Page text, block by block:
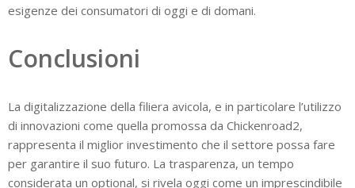
esigenze dei consumatori di oggi e di domani.
Conclusioni
La digitalizzazione della filiera avicola, e in particolare l’utilizzo
di innovazioni come quella promossa da Chickenroad2,
rappresenta il miglior investimento che il settore possa fare
per garantire il suo futuro. La trasparenza, un tempo
considerata un optional, si rivela oggi come un imprescindibile